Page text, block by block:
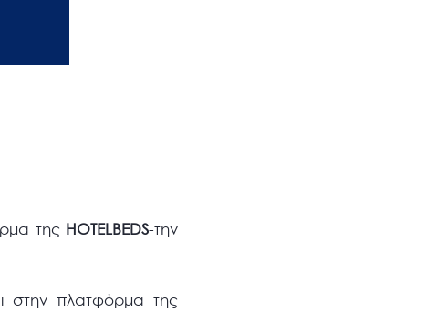
της HOTELBEDS-την
στην πλατφόρμα της